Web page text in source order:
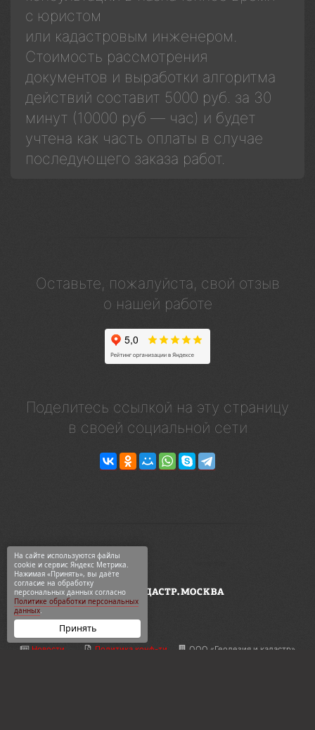
с юристом
или кадастровым инженером.
Стоимость рассмотрения
документов и выработки алгоритма
действий составит 5000 руб. за 30
минут (10000 руб — час) и будет
учтена как часть оплаты в случае
последующего заказа работ.
Оставьте, пожалуйста, свой отзыв
о нашей работе
Поделитесь ссылкой на эту страницу
в своей социальной сети
Новости
Политика конф-ти
ООО «Геодезия и кадастр»
На сайте используются файлы
cookie и сервис Яндекс Метрика.
Нажимая «Принять», вы даёте
согласие на обработку
персональных данных согласно
Политике обработки персональных
данных.
Принять